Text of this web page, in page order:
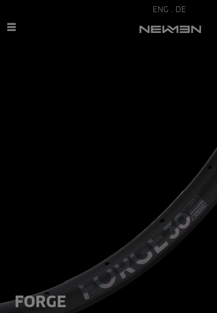
ENG . DE
FORGE